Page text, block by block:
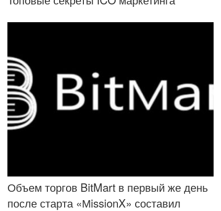
Объем торгов BitMart в первый же день
после старта «МissionX» составил